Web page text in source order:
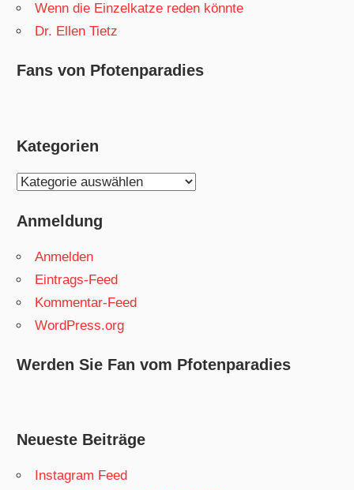
Wenn die Einzelkatze reden könnte
Dr. Ellen Tietz
Fans von Pfotenparadies
Kategorien
Kategorien
Anmeldung
Anmelden
Eintrags-Feed
Kommentar-Feed
WordPress.org
Werden Sie Fan vom Pfotenparadies
Neueste Beiträge
Instagram Feed